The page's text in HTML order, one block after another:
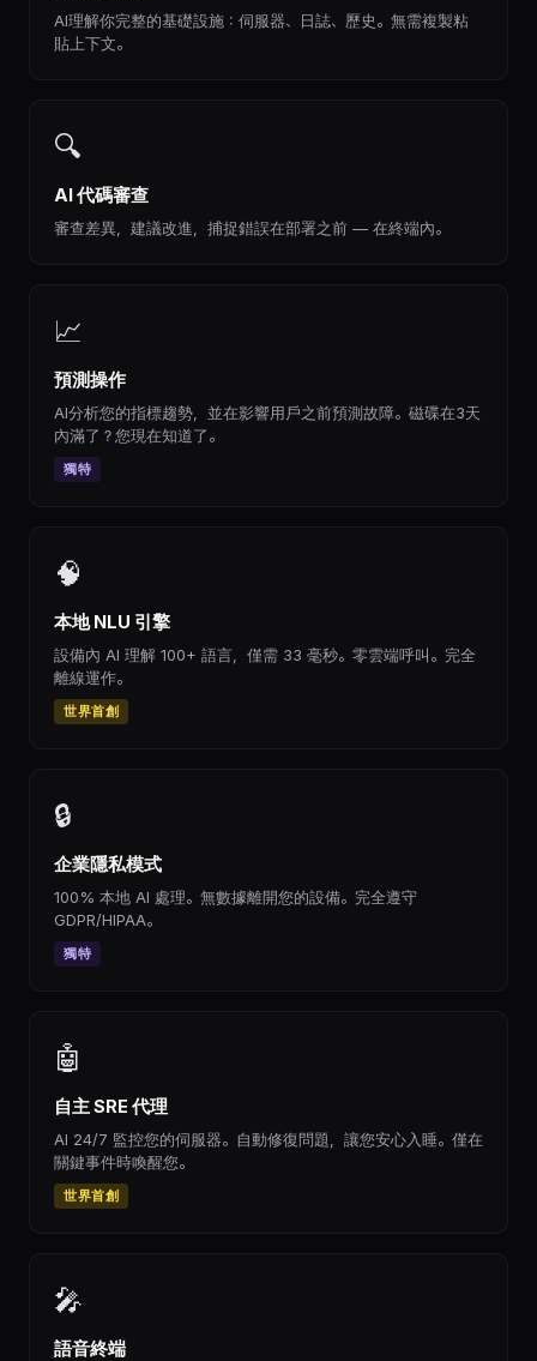
AI理解你完整的基礎設施：伺服器、日誌、歷史。無需複製粘
貼上下文。
🔍
AI 代碼審查
審查差異，建議改進，捕捉錯誤在部署之前 — 在終端內。
📈
預測操作
AI分析您的指標趨勢，並在影響用戶之前預測故障。磁碟在3天
內滿了？您現在知道了。
獨特
🧠
本地 NLU 引擎
設備內 AI 理解 100+ 語言，僅需 33 毫秒。零雲端呼叫。完全
離線運作。
世界首創
🔒
企業隱私模式
100% 本地 AI 處理。無數據離開您的設備。完全遵守
GDPR/HIPAA。
獨特
🤖
自主 SRE 代理
AI 24/7 監控您的伺服器。自動修復問題，讓您安心入睡。僅在
關鍵事件時喚醒您。
世界首創
🎤
語音終端